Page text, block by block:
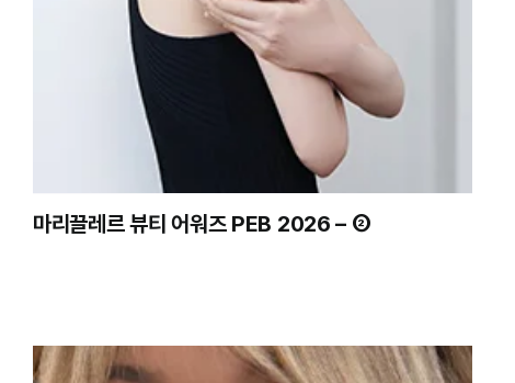
마리끌레르 뷰티 어워즈 PEB 2026 – ②